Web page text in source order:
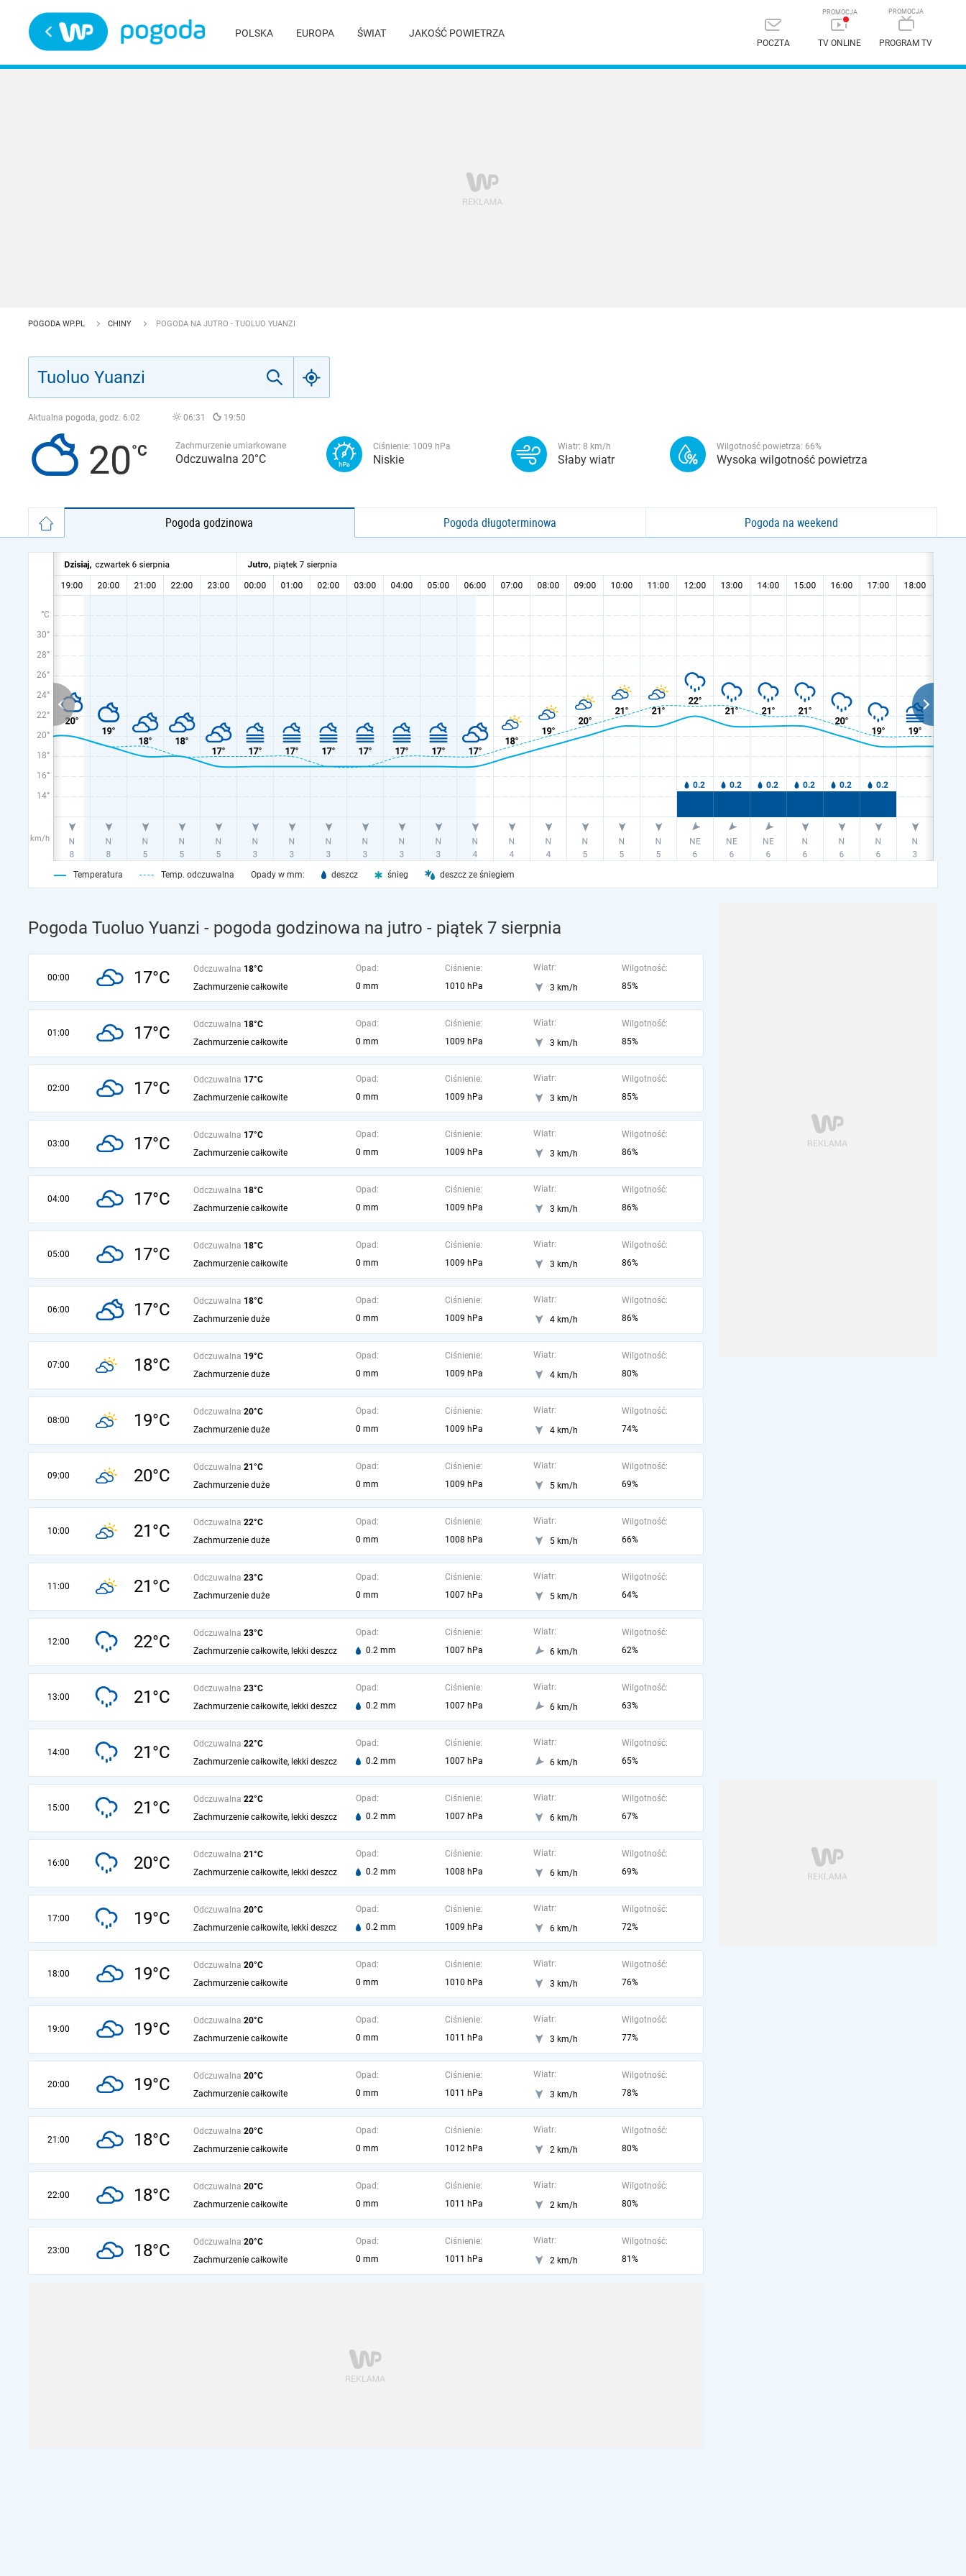
POLSKA EUROPA ŚWIAT JAKOŚĆ POWIETRZA
POCZTA TV ONLINE PROGRAM TV
POGODA WP.PL CHINY POGODA NA JUTRO - TUOLUO YUANZI
Aktualna pogoda, godz. 6:02 06:31 19:50
20 Zachmurzenie umiarkowane
Odczuwalna 20°C
Ciśnienie: 1009 hPa
Niskie
Wiatr: 8 km/h
Słaby wiatr
Wilgotność powietrza: 66%
Wysoka wilgotność powietrza
Pogoda godzinowa Pogoda długoterminowa Pogoda na weekend
°C
30°
28°
26°
24°
22°
20°
18°
16°
14°
km/h
Temperatura Temp. odczuwalna Opady w mm: deszcz śnieg deszcz ze śniegiem
Pogoda Tuoluo Yuanzi - pogoda godzinowa na jutro - piątek 7 sierpnia
00:00 17°C Odczuwalna 18°C
Zachmurzenie całkowite
Opad:
0 mm
Ciśnienie:
1010 hPa
Wiatr:
3 km/h
Wilgotność:
85%
01:00 17°C Odczuwalna 18°C
Zachmurzenie całkowite
Opad:
0 mm
Ciśnienie:
1009 hPa
Wiatr:
3 km/h
Wilgotność:
85%
02:00 17°C Odczuwalna 17°C
Zachmurzenie całkowite
Opad:
0 mm
Ciśnienie:
1009 hPa
Wiatr:
3 km/h
Wilgotność:
85%
03:00 17°C Odczuwalna 17°C
Zachmurzenie całkowite
Opad:
0 mm
Ciśnienie:
1009 hPa
Wiatr:
3 km/h
Wilgotność:
86%
04:00 17°C Odczuwalna 18°C
Zachmurzenie całkowite
Opad:
0 mm
Ciśnienie:
1009 hPa
Wiatr:
3 km/h
Wilgotność:
86%
05:00 17°C Odczuwalna 18°C
Zachmurzenie całkowite
Opad:
0 mm
Ciśnienie:
1009 hPa
Wiatr:
3 km/h
Wilgotność:
86%
06:00 17°C Odczuwalna 18°C
Zachmurzenie duże
Opad:
0 mm
Ciśnienie:
1009 hPa
Wiatr:
4 km/h
Wilgotność:
86%
07:00 18°C Odczuwalna 19°C
Zachmurzenie duże
Opad:
0 mm
Ciśnienie:
1009 hPa
Wiatr:
4 km/h
Wilgotność:
80%
08:00 19°C Odczuwalna 20°C
Zachmurzenie duże
Opad:
0 mm
Ciśnienie:
1009 hPa
Wiatr:
4 km/h
Wilgotność:
74%
09:00 20°C Odczuwalna 21°C
Zachmurzenie duże
Opad:
0 mm
Ciśnienie:
1009 hPa
Wiatr:
5 km/h
Wilgotność:
69%
10:00 21°C Odczuwalna 22°C
Zachmurzenie duże
Opad:
0 mm
Ciśnienie:
1008 hPa
Wiatr:
5 km/h
Wilgotność:
66%
11:00 21°C Odczuwalna 23°C
Zachmurzenie duże
Opad:
0 mm
Ciśnienie:
1007 hPa
Wiatr:
5 km/h
Wilgotność:
64%
12:00 22°C Odczuwalna 23°C
Zachmurzenie całkowite, lekki deszcz
Opad:
0.2 mm
Ciśnienie:
1007 hPa
Wiatr:
6 km/h
Wilgotność:
62%
13:00 21°C Odczuwalna 23°C
Zachmurzenie całkowite, lekki deszcz
Opad:
0.2 mm
Ciśnienie:
1007 hPa
Wiatr:
6 km/h
Wilgotność:
63%
14:00 21°C Odczuwalna 22°C
Zachmurzenie całkowite, lekki deszcz
Opad:
0.2 mm
Ciśnienie:
1007 hPa
Wiatr:
6 km/h
Wilgotność:
65%
15:00 21°C Odczuwalna 22°C
Zachmurzenie całkowite, lekki deszcz
Opad:
0.2 mm
Ciśnienie:
1007 hPa
Wiatr:
6 km/h
Wilgotność:
67%
16:00 20°C Odczuwalna 21°C
Zachmurzenie całkowite, lekki deszcz
Opad:
0.2 mm
Ciśnienie:
1008 hPa
Wiatr:
6 km/h
Wilgotność:
69%
17:00 19°C Odczuwalna 20°C
Zachmurzenie całkowite, lekki deszcz
Opad:
0.2 mm
Ciśnienie:
1009 hPa
Wiatr:
6 km/h
Wilgotność:
72%
18:00 19°C Odczuwalna 20°C
Zachmurzenie całkowite
Opad:
0 mm
Ciśnienie:
1010 hPa
Wiatr:
3 km/h
Wilgotność:
76%
19:00 19°C Odczuwalna 20°C
Zachmurzenie całkowite
Opad:
0 mm
Ciśnienie:
1011 hPa
Wiatr:
3 km/h
Wilgotność:
77%
20:00 19°C Odczuwalna 20°C
Zachmurzenie całkowite
Opad:
0 mm
Ciśnienie:
1011 hPa
Wiatr:
3 km/h
Wilgotność:
78%
21:00 18°C Odczuwalna 20°C
Zachmurzenie całkowite
Opad:
0 mm
Ciśnienie:
1012 hPa
Wiatr:
2 km/h
Wilgotność:
80%
22:00 18°C Odczuwalna 20°C
Zachmurzenie całkowite
Opad:
0 mm
Ciśnienie:
1011 hPa
Wiatr:
2 km/h
Wilgotność:
80%
23:00 18°C Odczuwalna 20°C
Zachmurzenie całkowite
Opad:
0 mm
Ciśnienie:
1011 hPa
Wiatr:
2 km/h
Wilgotność:
81%